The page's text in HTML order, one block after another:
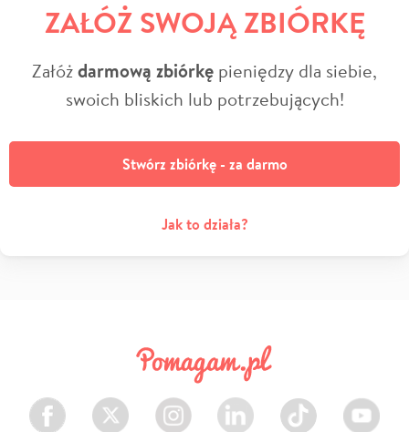
ZAŁÓŻ SWOJĄ ZBIÓRKĘ
Załóżdarmową zbiórkę pieniędzy dla siebie,
swoich bliskich lub potrzebujących!
Stwórz zbiórkę - za darmo
Jak to działa?
Facebook Twitter Instagram LinkedIn TikTok Youtube